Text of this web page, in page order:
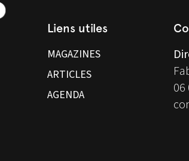
Liens utiles
MAGAZINES
ARTICLES
AGENDA
06